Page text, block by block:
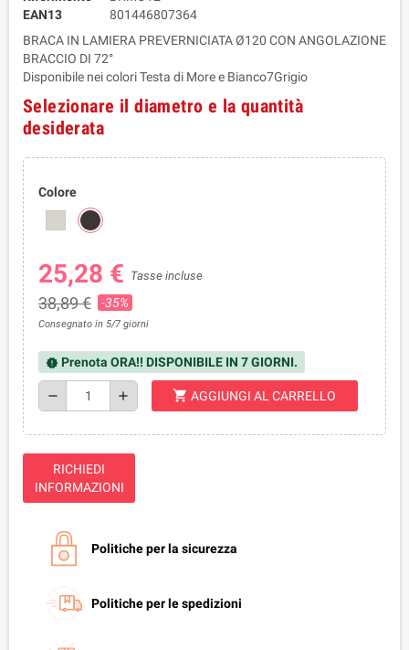
EAN13
801446807364
BRACA IN LAMIERA PREVERNICIATA Ø120 CON ANGOLAZIONE
BRACCIO DI 72°
Disponibile nei colori Testa di More e Bianco7Grigio
Selezionare il diametro e la quantità
desiderata
Colore
25,28 € Tasse incluse
38,89 € -35%
Consegnato in 5/7 giorni
new_releases Prenota ORA!! DISPONIBILE IN 7 GIORNI.
remove add shopping_cart AGGIUNGI AL CARRELLO
RICHIEDI
INFORMAZIONI
Politiche per la sicurezza
Politiche per le spedizioni